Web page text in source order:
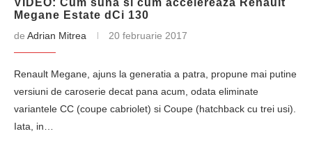
VIDEO: Cum suna si cum accelereaza Renault
Megane Estate dCi 130
de Adrian Mitrea 20 februarie 2017
Renault Megane, ajuns la generatia a patra, propune mai putine
versiuni de caroserie decat pana acum, odata eliminate
variantele CC (coupe cabriolet) si Coupe (hatchback cu trei usi).
Iata, in…